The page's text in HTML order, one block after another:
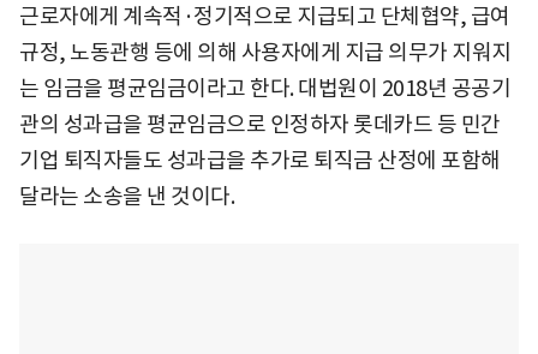
근로자에게 계속적·정기적으로 지급되고 단체협약, 급여
규정, 노동관행 등에 의해 사용자에게 지급 의무가 지워지
는 임금을 평균임금이라고 한다. 대법원이 2018년 공공기
관의 성과급을 평균임금으로 인정하자 롯데카드 등 민간
기업 퇴직자들도 성과급을 추가로 퇴직금 산정에 포함해
달라는 소송을 낸 것이다.